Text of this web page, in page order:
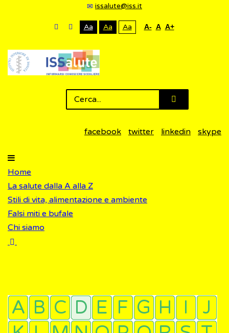
issalute@iss.it
Aa Aa Aa A- A A+
facebook twitter linkedin skype
Home
La salute dalla A alla Z
Stili di vita, alimentazione e ambiente
Falsi miti e bufale
Chi siamo